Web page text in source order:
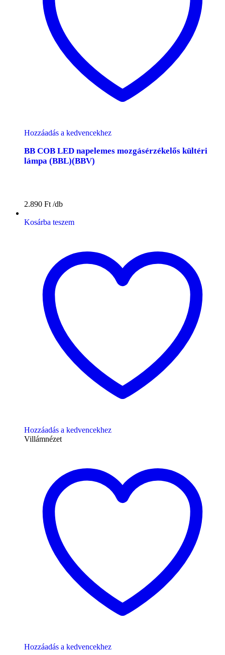
Hozzáadás a kedvencekhez
BB COB LED napelemes mozgásérzékelős kültéri
lámpa (BBL)(BBV)
2.890 Ft
Kosárba teszem
Hozzáadás a kedvencekhez
Villámnézet
Hozzáadás a kedvencekhez